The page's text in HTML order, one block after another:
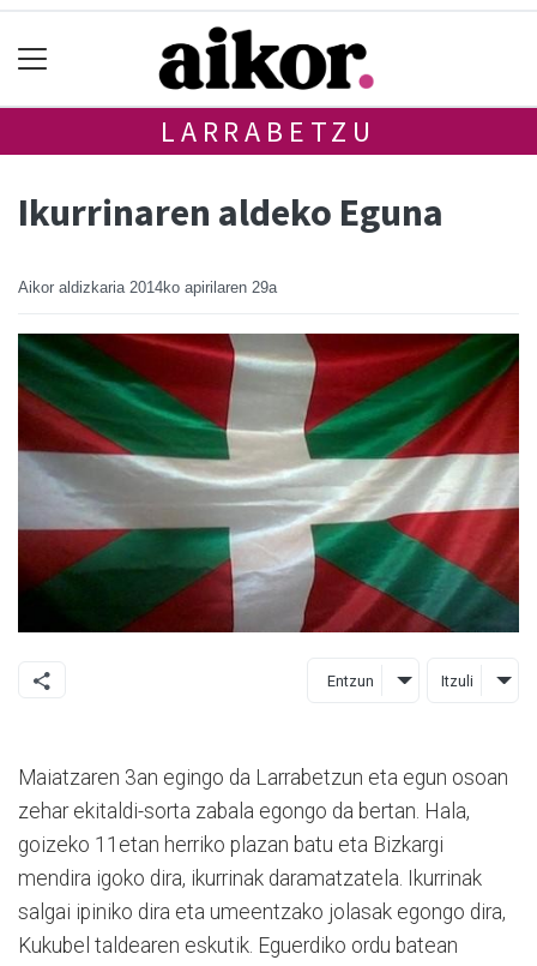
LARRABETZU
Ikurrinaren aldeko Eguna
Aikor aldizkaria 2014ko apirilaren 29a
Entzun Itzuli
Maiatzaren 3an egingo da Larrabetzun eta egun osoan
zehar ekitaldi-sorta zabala egongo da bertan. Hala,
goizeko 11etan herriko plazan batu eta Bizkargi
mendira igoko dira, ikurrinak daramatzatela. Ikurrinak
salgai ipiniko dira eta umeentzako jolasak egongo dira,
Kukubel taldearen eskutik. Eguerdiko ordu batean